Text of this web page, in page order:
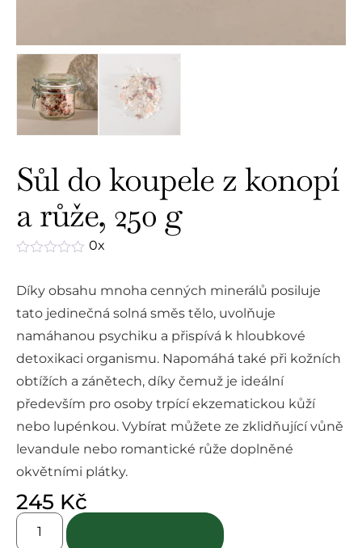
Sůl do koupele z konopí
a růže, 250 g
z
0x
Díky obsahu mnoha cenných minerálů posiluje
tato jedinečná solná směs tělo, uvolňuje
namáhanou psychiku a přispívá k hloubkové
detoxikaci organismu. Napomáhá také při kožních
obtížích a zánětech, díky čemuž je ideální
především pro osoby trpící ekzematickou kůží
nebo lupénkou. Vybírat můžete ze zklidňující vůně
levandule nebo romantické růže doplněné
okvětními plátky.
245 Kč